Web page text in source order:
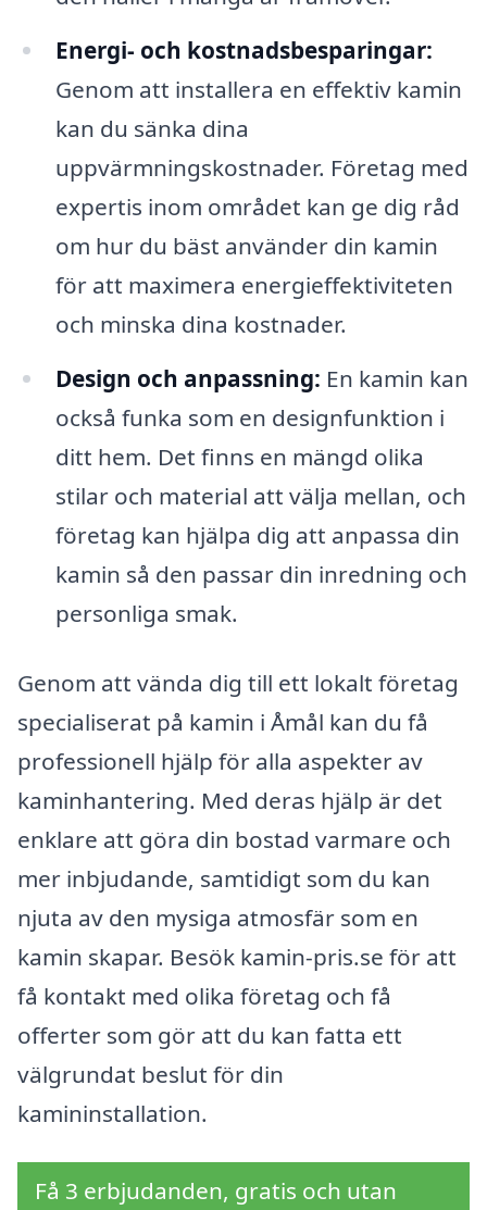
Energi- och kostnadsbesparingar:
Genom att installera en effektiv kamin
kan du sänka dina
uppvärmningskostnader. Företag med
expertis inom området kan ge dig råd
om hur du bäst använder din kamin
för att maximera energieffektiviteten
och minska dina kostnader.
Design och anpassning: En kamin kan
också funka som en designfunktion i
ditt hem. Det finns en mängd olika
stilar och material att välja mellan, och
företag kan hjälpa dig att anpassa din
kamin så den passar din inredning och
personliga smak.
Genom att vända dig till ett lokalt företag
specialiserat på kamin i Åmål kan du få
professionell hjälp för alla aspekter av
kaminhantering. Med deras hjälp är det
enklare att göra din bostad varmare och
mer inbjudande, samtidigt som du kan
njuta av den mysiga atmosfär som en
kamin skapar. Besök kamin-pris.se för att
få kontakt med olika företag och få
offerter som gör att du kan fatta ett
välgrundat beslut för din
kamininstallation.
Få 3 erbjudanden, gratis och utan